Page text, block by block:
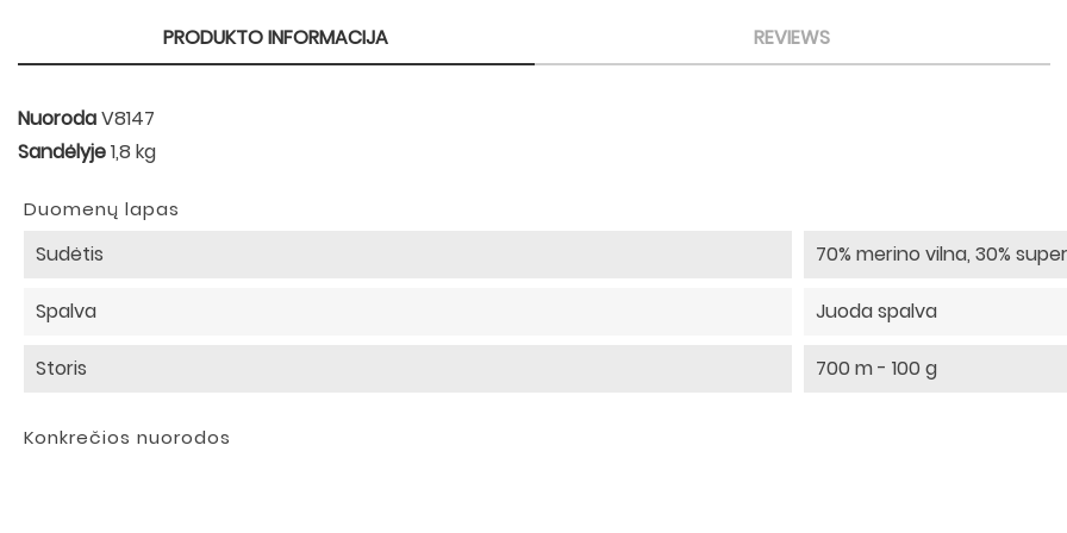
PRODUKTO INFORMACIJA REVIEWS
NuorodaV8147
Sandėlyje1,8 kg
Duomenų lapas
Sudėtis 70% merino vilna, 30%
Spalva Juoda spalva
Storis 700 m - 100 g
Konkrečios nuorodos